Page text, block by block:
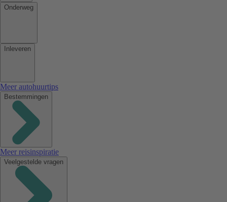
Onderweg
Inleveren
Meer autohuurtips
Bestemmingen
Meer reisinspiratie
Veelgestelde vragen